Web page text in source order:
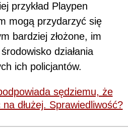
przykład Playpen
mogą przydarzyć się
bardziej złożone, im
działania
ich policjantów.
sędziemu, że
dłużej. Sprawiedliwość?